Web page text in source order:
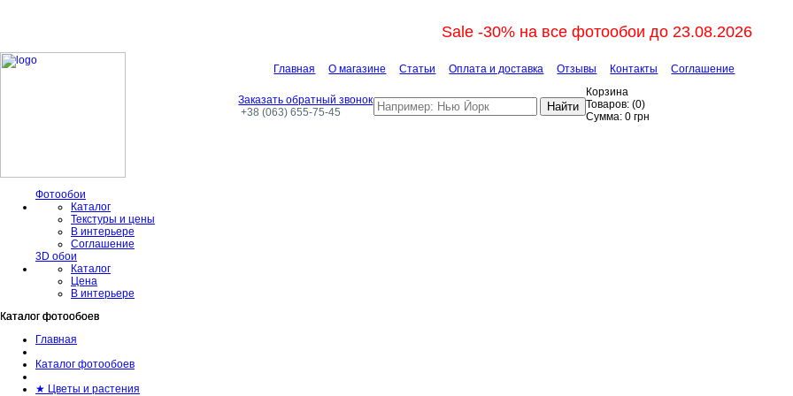
Sale -30% на все фотообои до 23.08.2026
Главная О магазине Статьи Оплата и доставка Отзывы Контакты Соглашение
Заказать обратный звонок
+38 (063) 655-75-45
Найти
Корзина
Товаров: (0)
Сумма: 0 грн
Фотообои
Каталог
Текстуры и цены
В интерьере
Соглашение
3D обои
Каталог
Цена
В интерьере
Каталог фотообоев
Каталог фотообоев
Главная
Каталог фотообоев
★ Цветы и растения